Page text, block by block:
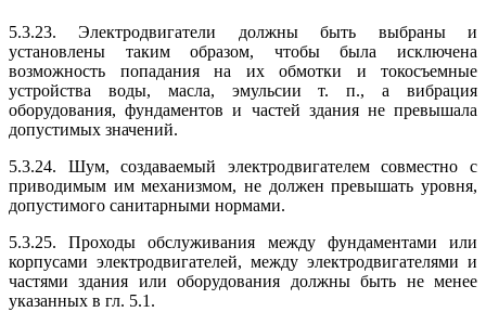
5.3.23. Электродвигатели должны быть выбраны и
установлены таким образом, чтобы была исключена
возможность попадания на их обмотки и токосъемные
устройства воды, масла, эмульсии т. п., а вибрация
оборудования, фундаментов и частей здания не превышала
допустимых значений.
5.3.24. Шум, создаваемый электродвигателем совместно с
приводимым им механизмом, не должен превышать уровня,
допустимого санитарными нормами.
5.3.25. Проходы обслуживания между фундаментами или
корпусами электродвигателей, между электродвигателями и
частями здания или оборудования должны быть не менее
указанных в гл. 5.1.